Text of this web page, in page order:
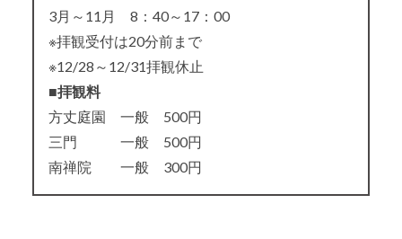
3月～11月 8：40～17：00
※拝観受付は20分前まで
※12/28～12/31拝観休止
■拝観料
方丈庭園 一般 500円
三門 一般 500円
南禅院 一般 300円